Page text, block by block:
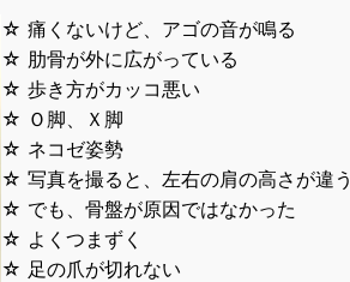
☆ 痛くないけど、アゴの音が鳴る
☆ 肋骨が外に広がっている
☆ 歩き方がカッコ悪い
☆ Ｏ脚、Ｘ脚
☆ ネコゼ姿勢
☆ 写真を撮ると、左右の肩の高さが違う
☆ でも、骨盤が原因ではなかった
☆ よくつまずく
☆ 足の爪が切れない